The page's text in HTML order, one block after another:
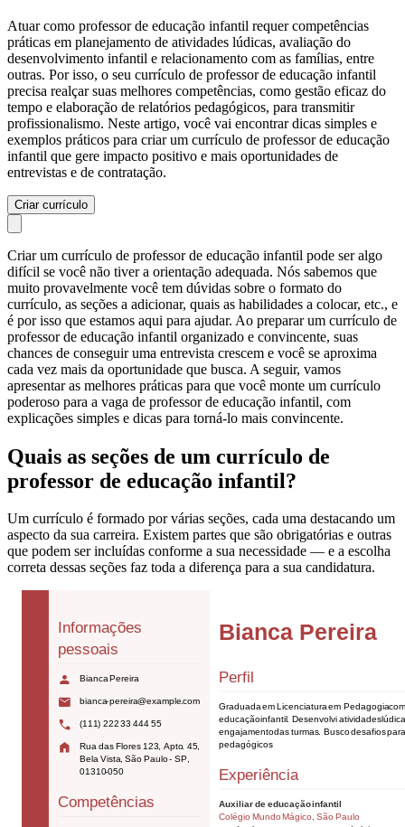
Atuar como professor de educação infantil requer competências
práticas em planejamento de atividades lúdicas, avaliação do
desenvolvimento infantil e relacionamento com as famílias, entre
outras. Por isso, o seu currículo de professor de educação infantil
precisa realçar suas melhores competências, como gestão eficaz do
tempo e elaboração de relatórios pedagógicos, para transmitir
profissionalismo. Neste artigo, você vai encontrar dicas simples e
exemplos práticos para criar um currículo de professor de educação
infantil que gere impacto positivo e mais oportunidades de
entrevistas e de contratação.
Criar currículo
Criar um currículo de professor de educação infantil pode ser algo
difícil se você não tiver a orientação adequada. Nós sabemos que
muito provavelmente você tem dúvidas sobre o formato do
currículo, as seções a adicionar, quais as habilidades a colocar, etc., e
é por isso que estamos aqui para ajudar. Ao preparar um currículo de
professor de educação infantil organizado e convincente, suas
chances de conseguir uma entrevista crescem e você se aproxima
cada vez mais da oportunidade que busca. A seguir, vamos
apresentar as melhores práticas para que você monte um currículo
poderoso para a vaga de professor de educação infantil, com
explicações simples e dicas para torná-lo mais convincente.
Quais as seções de um currículo de
professor de educação infantil?
Um currículo é formado por várias seções, cada uma destacando um
aspecto da sua carreira. Existem partes que são obrigatórias e outras
que podem ser incluídas conforme a sua necessidade — e a escolha
correta dessas seções faz toda a diferença para a sua candidatura.